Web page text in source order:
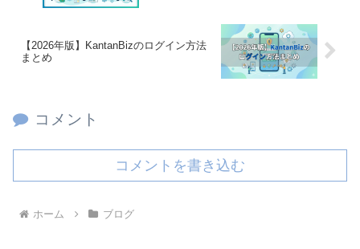
【2026年版】KantanBizのログイン方法
まとめ
コメント
コメントを書き込む
ホーム ブログ